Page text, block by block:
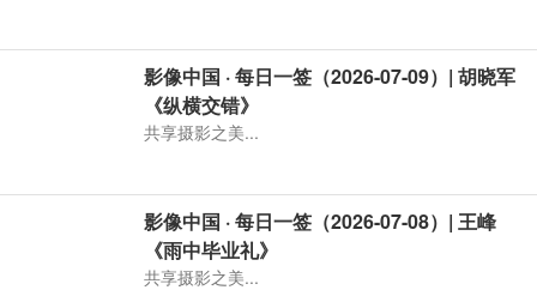
影像中国 · 每日一签（2026-07-09）| 胡晓军
《纵横交错》
共享摄影之美...
影像中国 · 每日一签（2026-07-08）| 王峰
《雨中毕业礼》
共享摄影之美...